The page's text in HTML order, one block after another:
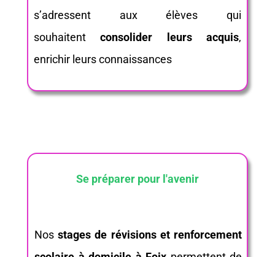
Se préparer pour l'avenir
s’adressent aux élèves qui
souhaitent consolider leurs acquis,
enrichir leurs connaissances
Nosstages de révisions et renforcement